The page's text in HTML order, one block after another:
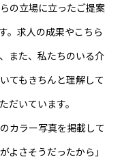
の立場に立ったご提案
。求人の成果やこちら
また、私たちのいる介
てもきちんと理解して
だいています。
カラー写真を掲載して
よさそうだったから」